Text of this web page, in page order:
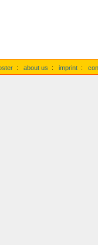
: about us : imprint :